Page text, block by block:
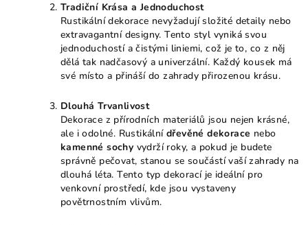
Tradiční Krása a Jednoduchost
Rustikální dekorace nevyžadují složité detaily nebo
extravagantní designy. Tento styl vyniká svou
jednoduchostí a čistými liniemi, což je to, co z něj
dělá tak nadčasový a univerzální. Každý kousek má
své místo a přináší do zahrady přirozenou krásu.
Dlouhá Trvanlivost
Dekorace z přírodních materiálů jsou nejen krásné,
ale i odolné. Rustikální dřevěné dekorace nebo
kamenné sochy vydrží roky, a pokud je budete
správně pečovat, stanou se součástí vaší zahrady na
dlouhá léta. Tento typ dekorací je ideální pro
venkovní prostředí, kde jsou vystaveny
povětrnostním vlivům.